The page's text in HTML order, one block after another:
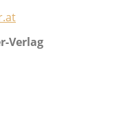
Verlag